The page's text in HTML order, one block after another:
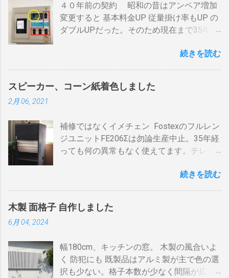
火傷や洋服の焦げにも注意が必要です。 2
重ドラムで通気性が殆ど無い とうこと。熱
し難く冷めにくいのが特徴。 ２．パンチン
早い話が「 回転式炙り焼き 」です。熱は素
通りで蓄熱は不可。ガスコンロの炎がその
まま反映します。中火で200gなら6分程度
勿論焦げます。放置すれば燃えます。風に
よる炎の揺れや、ドラムに風が入るとすぐ
温度が下がります。 メリット 火力に対する
反応が早い。（蓄熱はゼロ） 二重ドラムに
比べて短時間で焙煎できる チャフがドラム
の中に溜まらない デメリット ザルのように
素通し。熱気が溜まらない。 温度計は上昇
か下降か一定かの傾向判断としてなら使え
周囲に散らばる 豆の温度と通過する熱気の
温度はイコールではない。風が吹いたら火
力が変わる。豆の温度を測る手段がない。
るとアンテナ信号が弱まりアンテナ利得が
落ち、増幅器が必要になるでしょう。 壁の
アンテナ端子から「地上波」と「 BS 」に
波の接続（アンテナケーブル２本必要）※
１ 地上波のアンテナケーブルをBDR２の
「地上波アンテナ入力」端子へ接続 BDR２
の地上波の「テレビへ（出力）」端子と
（出力）」端子とテレビの「地上デジタ
ル」端子をアンテナケーブルで接続しま
す。 BSの接続（アンテナケーブル２本必
「BSアンテナ入力」端子へ接続 BDR２の
BSの「テレビへ（出力）」端子とBDR１の
「BSアンテナ入力」端子をアンテナケーブ
をアンテナケーブルで接続します。 ※１.
BDRを一台追加するだけなら、ケーブルも
２本追加でOKです。 HDMIケーブルの接続
４０年前の契約 昭和の昔はアンペア増加
変更すると 基本料金UP 従量掛け率もUP の
ダブルUPだった。そのため現在まで35年
力のHPで容量シュミレーションで我が家の
気毛布２、エアコン、FFクリーンヒータ
ー・電気ストーブ、ドライヤー、照明15、
２・トースター、炊飯器・・・・。 を合計
してみると 「70アンペア必要」 と表示され
た。７０アンペアは高額になりそうで流石
ーカー、赤色が安全ブレーカー。安全ブレ
ーカーはすべて20Aとあります。 そこで一
工夫。まず、各安全ブレーカーを切ってみ
て、どのコンセントに繋がっているか確認
わない 一つの安全ブレーカーで２０
A（2kw）以上にならないように振り分けま
す。消費量の多い、電子レンジ、ドライヤ
続きを読む
スピーカー、コーン紙着色しました
2月 06, 2021
補修ではなくイメチェン Fostexのフルレン
ジユニットFE206Σは勿論生産中止。35年経
っても何の異常もなく使えてます。テレビ
で使ってます。リタイヤしてからは音量を
た。 オーディオとして聞く時は保護のグリ
ルネットを外して聞きます。（外したほう
ージャーにはコーン紙の色が合わない。暗
い・・・。 そこでコーン紙を白くしたらど
うだろうと、 MacアプリのPixelmetor でシ
続きを読む
木製 面格子 自作しました
6月 04, 2024
幅180cm、キッチンの窓。 木製の風合いよ
く 防犯にも 既製品はアルミ製が主で色の選
択も少ない。格子本数が少なく間隔が広す